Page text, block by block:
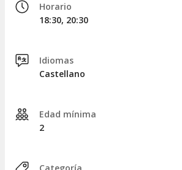
Horario
18:30, 20:30
Idiomas
Castellano
Edad mínima
2